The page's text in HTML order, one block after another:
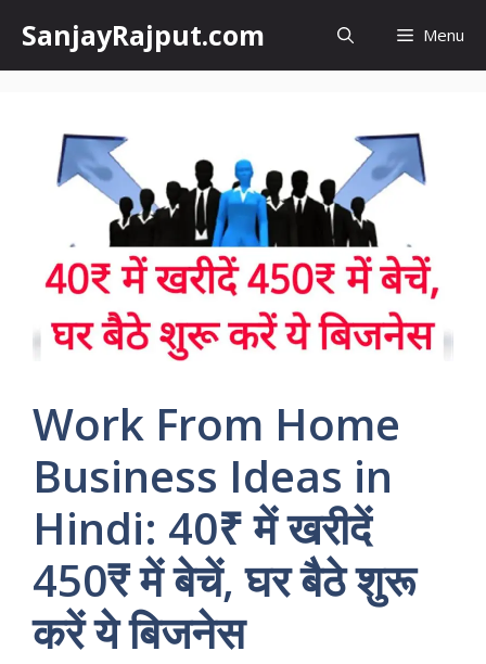
content
SanjayRajput.com Menu
Work From Home
Business Ideas in
Hindi: 40₹ में खरीदें
450₹ में बेचें, घर बैठे शुरू
करें ये बिजनेस